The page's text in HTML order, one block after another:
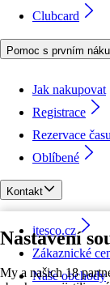
Nastavení
My a našich 18
Clubcard
Pomoc s prvním
Jak nakupovat
Registrace
Rezervace času
Oblíbené
Kontakt
itesco.cz
Zákaznické
Naše obchody